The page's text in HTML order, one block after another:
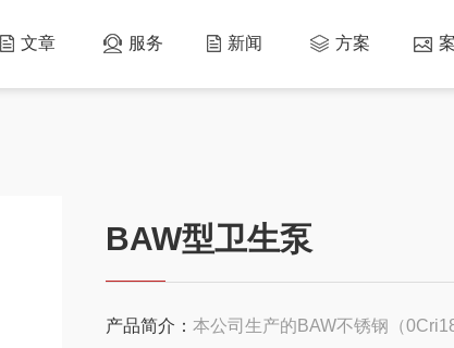
文章 服务 新闻 方案
BAW型卫生泵
产品简介：本公司生产的BAW不锈钢（